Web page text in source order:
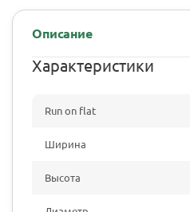
Описание
Характеристики
Run on flat
Ширина
Высота